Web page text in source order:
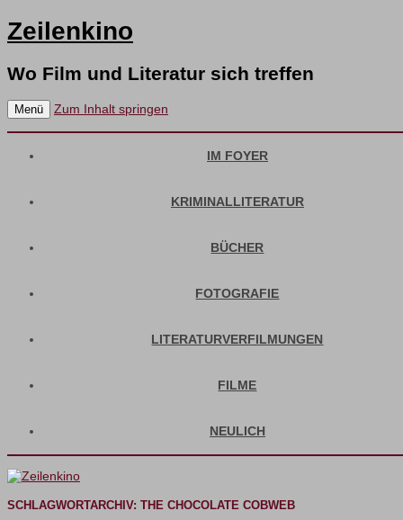
Zeilenkino
Wo Film und Literatur sich treffen
Menü Zum Inhalt springen
IM FOYER
KRIMINALLITERATUR
BÜCHER
FOTOGRAFIE
LITERATURVERFILMUNGEN
FILME
NEULICH
SCHLAGWORTARCHIV: THE CHOCOLATE COBWEB